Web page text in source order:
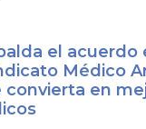
el acuerdo
Médico
convierta en